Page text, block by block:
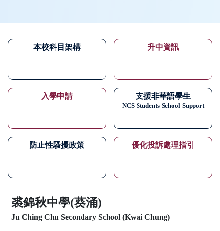
本校科目架構 升中資訊
入學申請 支援非華語學生
NCS Students School Support
防止性騷擾政策 優化投訴處理指引
裘錦秋中學(葵涌)
Ju Ching Chu Secondary School (Kwai Chung)